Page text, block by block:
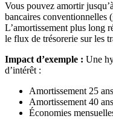
Vous pouvez amortir
bancaires conventionnelles
L’amortissement plus long
le flux de trésorerie sur les
Impact d’exemple : Une
d’intérêt :
Amortissement 25
Amortissement 40
Économies